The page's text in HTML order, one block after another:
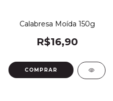
Calabresa Moída 150g
R$16,90